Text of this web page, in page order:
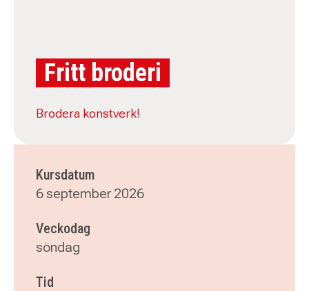
Fritt broderi
Brodera konstverk!
Kursdatum
6 september 2026
Veckodag
söndag
Tid